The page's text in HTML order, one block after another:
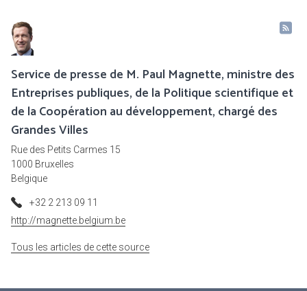
Service de presse de M. Paul Magnette, ministre des
Entreprises publiques, de la Politique scientifique et
de la Coopération au développement, chargé des
Grandes Villes
Rue des Petits Carmes 15
1000 Bruxelles
Belgique
+32 2 213 09 11
http://magnette.belgium.be
Tous les articles de cette source